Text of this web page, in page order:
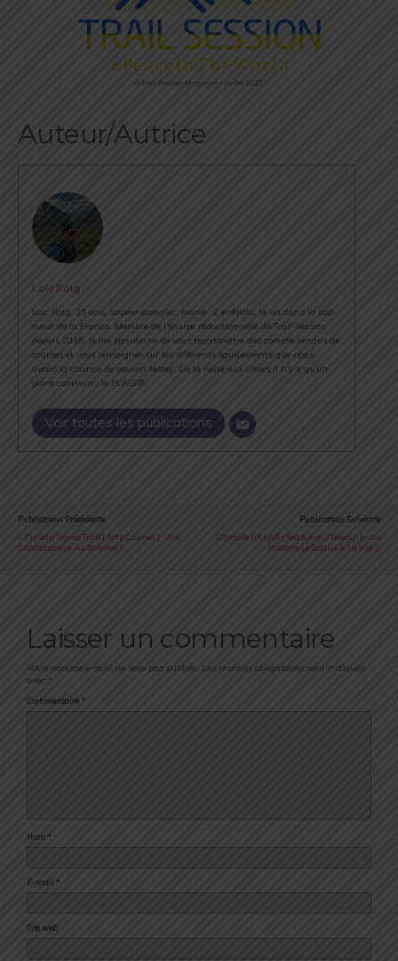
©Trail Session Magazine – Juillet 2022
Auteur/Autrice
Loïc Roig
Loïc Roig, 35 ans, sapeur-pompier, marié , 2 enfants. Je vis dans la sud-
ouest de la France. Membre de l'équipe rédactionnelle de Trail Session
depuis 2015, je me passionne de vous transmettre des compte-rendus de
courses et vous renseigner sur les différents équipements que nous
avons la chance de pouvoir tester. De la route aux ultras il n'y a qu'un
point commun : le PLAISIR.
Voir toutes les publications
Publication Précédente
Cimalp Tignes Trail [ Actu Courses ] : Une
Collaboration Au Sommet !
Publication Suivante
Ultimate RX LAB [ Test & Avis / News ] : Julbo
Présente Le Solaire À La Vue
Laisser un commentaire
Votre adresse e-mail ne sera pas publiée. Les champs obligatoires sont indiqués
avec *
Commentaire *
Nom *
E-mail *
Site web